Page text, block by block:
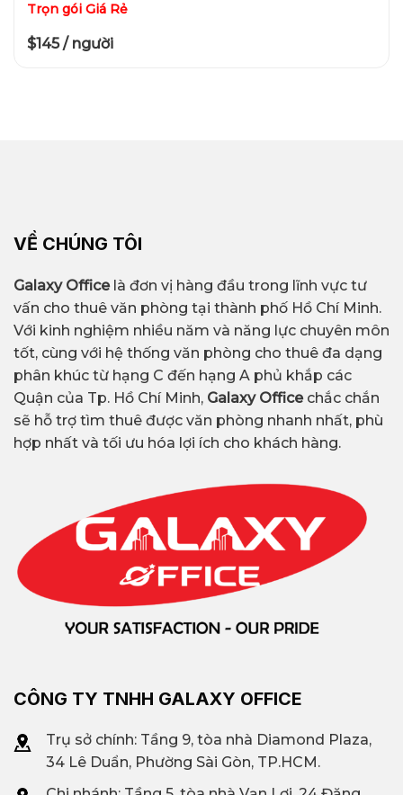
Trọn gói Giá Rẻ
$145 / người
VỀ CHÚNG TÔI
Galaxy Officelà đơn vị hàng đầu trong lĩnh vực tư
vấn cho thuê văn phòng tại thành phố Hồ Chí Minh.
Với kinh nghiệm nhiều năm và năng lực chuyên môn
tốt, cùng với hệ thống văn phòng cho thuê đa dạng
phân khúc từ hạng C đến hạng A phủ khắp các
Quận của Tp. Hồ Chí Minh, Galaxy Office chắc chắn
sẽ hỗ trợ tìm thuê được văn phòng nhanh nhất, phù
hợp nhất và tối ưu hóa lợi ích cho khách hàng.
CÔNG TY TNHH GALAXY OFFICE
Trụ sở chính: Tầng 9, tòa nhà Diamond Plaza,
34 Lê Duẩn, Phường Sài Gòn, TP.HCM.